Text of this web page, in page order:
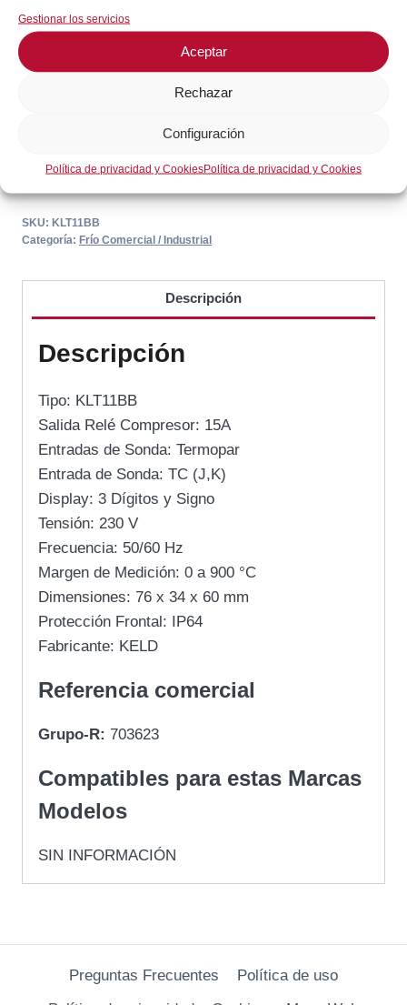
Gestionar los servicios
Aceptar
Rechazar
Configuración
Política de privacidad y CookiesPolítica de privacidad y Cookies
cantidad
Consultar en WhatsApp
GARANTÍA DE SEGURIDAD EN EL PAGO
SKU: KLT11BB
Categoría: Frío Comercial / Industrial
Descripción
Descripción
Tipo: KLT11BB
Salida Relé Compresor: 15A
Entradas de Sonda: Termopar
Entrada de Sonda: TC (J,K)
Display: 3 Dígitos y Signo
Tensión: 230 V
Frecuencia: 50/60 Hz
Margen de Medición: 0 a 900 °C
Dimensiones: 76 x 34 x 60 mm
Protección Frontal: IP64
Fabricante: KELD
Referencia comercial
Grupo-R: 703623
Compatibles para estas Marcas
Modelos
SIN INFORMACIÓN
Preguntas Frecuentes
Política de uso